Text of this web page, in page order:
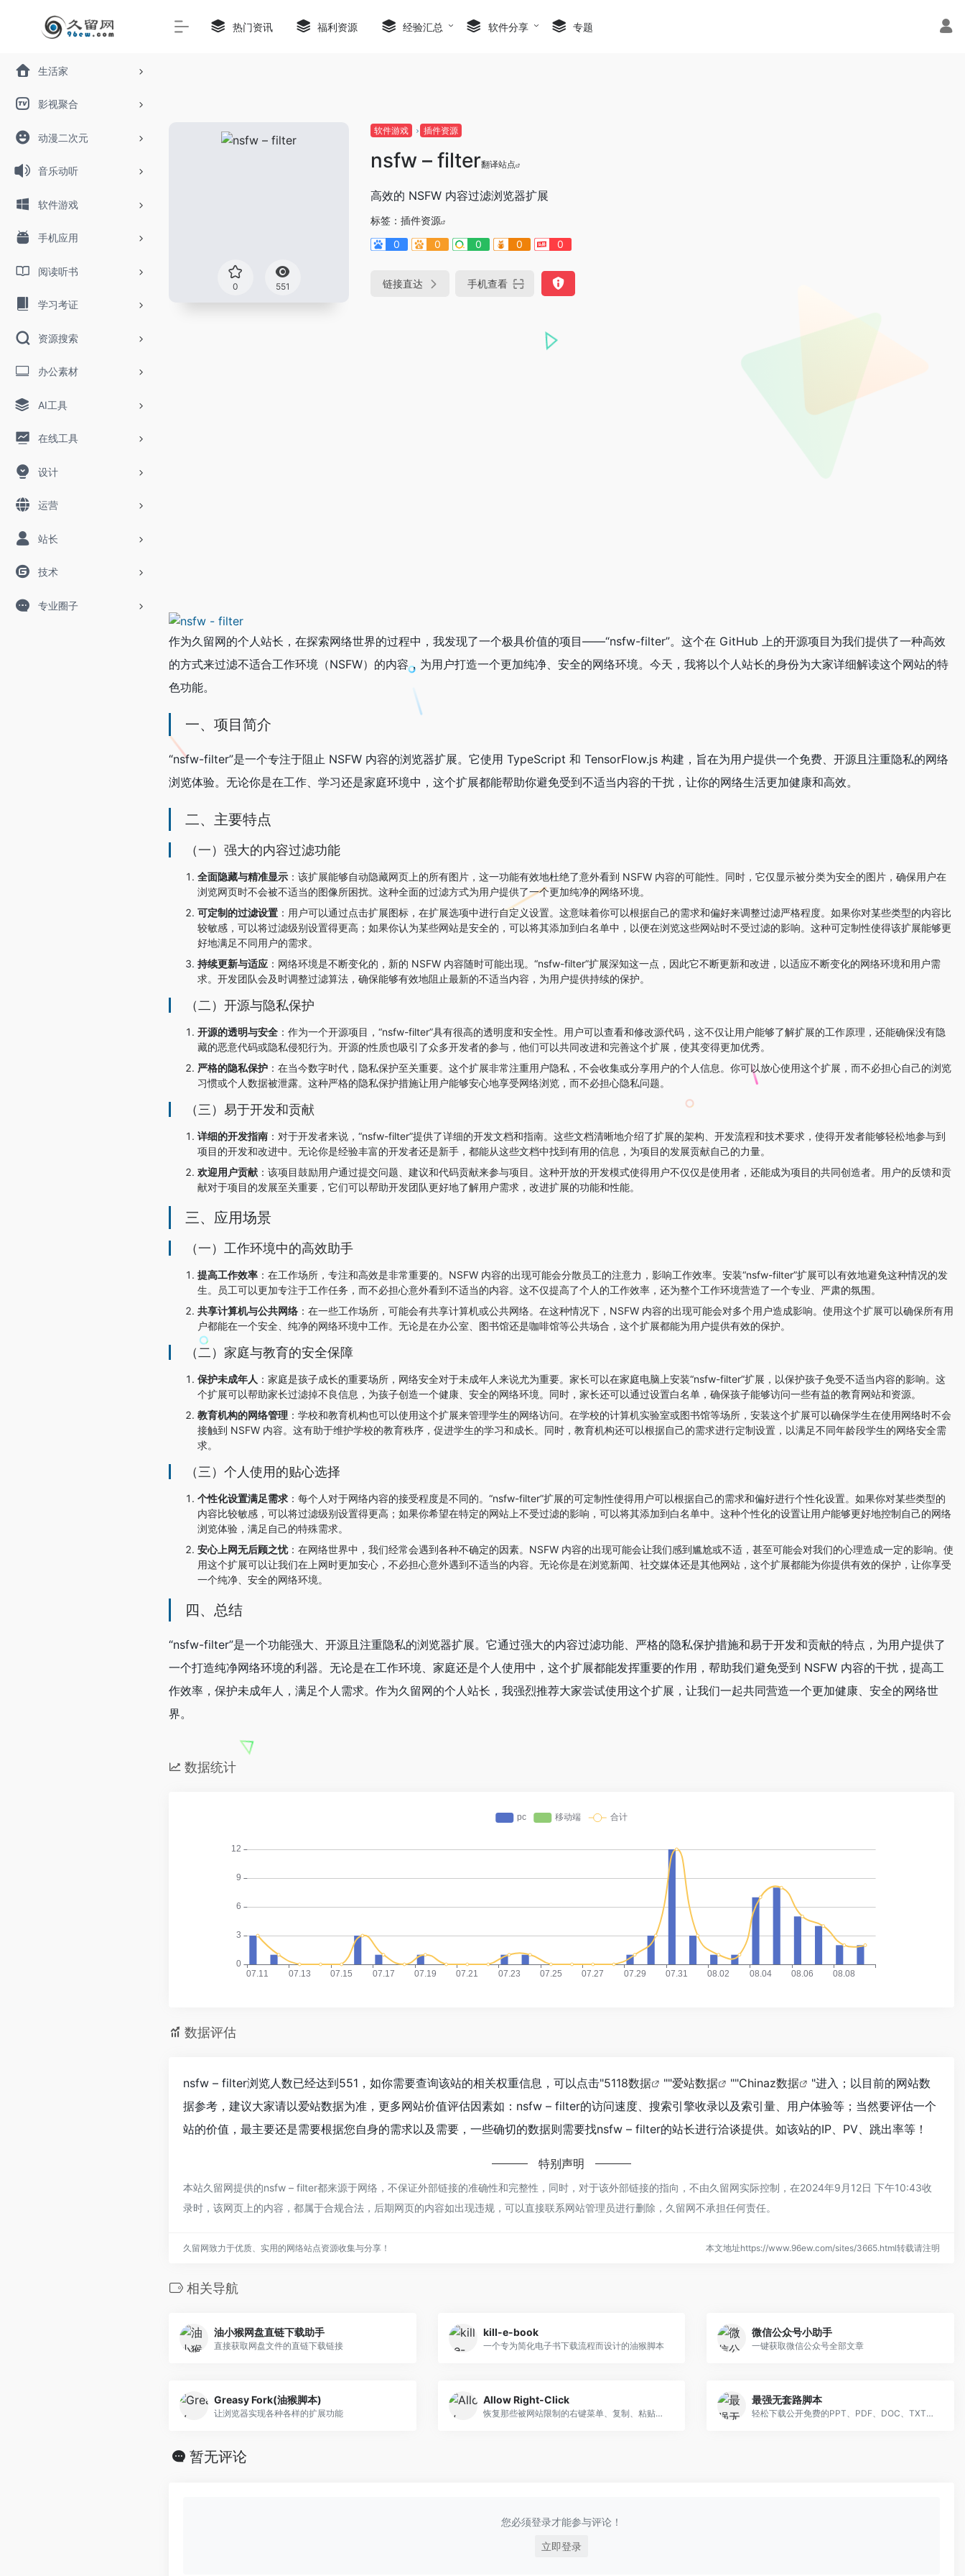
生活家
影视聚合
动漫二次元
音乐动听
软件游戏
手机应用
阅读听书
学习考证
资源搜索
办公素材
AI工具
在线工具
设计
运营
站长
技术
专业圈子
热门资讯 福利资源 经验汇总 软件分享 专题
0 551
软件游戏 插件资源
nsfw – filter翻译站点
高效的 NSFW 内容过滤浏览器扩展
标签： 插件资源
0
0 0 0 0
链接直达 手机查看
作为久留网的个人站长，在探索网络世界的过程中，我发现了一个极具价值的项目——“nsfw-filter”。这个在 GitHub 上的开源项目为我们提供了一种高效
的方式来过滤不适合工作环境（NSFW）的内容，为用户打造一个更加纯净、安全的网络环境。今天，我将以个人站长的身份为大家详细解读这个网站的特
色功能。
一、项目简介
“nsfw-filter”是一个专注于阻止 NSFW 内容的浏览器扩展。它使用 TypeScript 和 TensorFlow.js 构建，旨在为用户提供一个免费、开源且注重隐私的网络
浏览体验。无论你是在工作、学习还是家庭环境中，这个扩展都能帮助你避免受到不适当内容的干扰，让你的网络生活更加健康和高效。
二、主要特点
（一）强大的内容过滤功能
全面隐藏与精准显示 ：该扩展能够自动隐藏网页上的所有图片，这一功能有效地杜绝了意外看到 NSFW 内容的可能性。同时，它仅显示被分类为安全的图片，确保用户在
浏览网页时不会被不适当的图像所困扰。这种全面的过滤方式为用户提供了一个更加纯净的网络环境。
可定制的过滤设置 ：用户可以通过点击扩展图标，在扩展选项中进行自定义设置。这意味着你可以根据自己的需求和偏好来调整过滤严格程度。如果你对某些类型的内容比
较敏感，可以将过滤级别设置得更高；如果你认为某些网站是安全的，可以将其添加到白名单中，以便在浏览这些网站时不受过滤的影响。这种可定制性使得该扩展能够更
好地满足不同用户的需求。
持续更新与适应 ：网络环境是不断变化的，新的 NSFW 内容随时可能出现。“nsfw-filter”扩展深知这一点，因此它不断更新和改进，以适应不断变化的网络环境和用户需
求。开发团队会及时调整过滤算法，确保能够有效地阻止最新的不适当内容，为用户提供持续的保护。
（二）开源与隐私保护
开源的透明与安全 ：作为一个开源项目，“nsfw-filter”具有很高的透明度和安全性。用户可以查看和修改源代码，这不仅让用户能够了解扩展的工作原理，还能确保没有隐
藏的恶意代码或隐私侵犯行为。开源的性质也吸引了众多开发者的参与，他们可以共同改进和完善这个扩展，使其变得更加优秀。
严格的隐私保护 ：在当今数字时代，隐私保护至关重要。这个扩展非常注重用户隐私，不会收集或分享用户的个人信息。你可以放心使用这个扩展，而不必担心自己的浏览
习惯或个人数据被泄露。这种严格的隐私保护措施让用户能够安心地享受网络浏览，而不必担心隐私问题。
（三）易于开发和贡献
详细的开发指南 ：对于开发者来说，“nsfw-filter”提供了详细的开发文档和指南。这些文档清晰地介绍了扩展的架构、开发流程和技术要求，使得开发者能够轻松地参与到
项目的开发和改进中。无论你是经验丰富的开发者还是新手，都能从这些文档中找到有用的信息，为项目的发展贡献自己的力量。
欢迎用户贡献 ：该项目鼓励用户通过提交问题、建议和代码贡献来参与项目。这种开放的开发模式使得用户不仅仅是使用者，还能成为项目的共同创造者。用户的反馈和贡
献对于项目的发展至关重要，它们可以帮助开发团队更好地了解用户需求，改进扩展的功能和性能。
三、应用场景
（一）工作环境中的高效助手
提高工作效率 ：在工作场所，专注和高效是非常重要的。NSFW 内容的出现可能会分散员工的注意力，影响工作效率。安装“nsfw-filter”扩展可以有效地避免这种情况的发
生。员工可以更加专注于工作任务，而不必担心意外看到不适当的内容。这不仅提高了个人的工作效率，还为整个工作环境营造了一个专业、严肃的氛围。
共享计算机与公共网络 ：在一些工作场所，可能会有共享计算机或公共网络。在这种情况下，NSFW 内容的出现可能会对多个用户造成影响。使用这个扩展可以确保所有用
户都能在一个安全、纯净的网络环境中工作。无论是在办公室、图书馆还是咖啡馆等公共场合，这个扩展都能为用户提供有效的保护。
（二）家庭与教育的安全保障
保护未成年人 ：家庭是孩子成长的重要场所，网络安全对于未成年人来说尤为重要。家长可以在家庭电脑上安装“nsfw-filter”扩展，以保护孩子免受不适当内容的影响。这
个扩展可以帮助家长过滤掉不良信息，为孩子创造一个健康、安全的网络环境。同时，家长还可以通过设置白名单，确保孩子能够访问一些有益的教育网站和资源。
教育机构的网络管理 ：学校和教育机构也可以使用这个扩展来管理学生的网络访问。在学校的计算机实验室或图书馆等场所，安装这个扩展可以确保学生在使用网络时不会
接触到 NSFW 内容。这有助于维护学校的教育秩序，促进学生的学习和成长。同时，教育机构还可以根据自己的需求进行定制设置，以满足不同年龄段学生的网络安全需
求。
（三）个人使用的贴心选择
个性化设置满足需求 ：每个人对于网络内容的接受程度是不同的。“nsfw-filter”扩展的可定制性使得用户可以根据自己的需求和偏好进行个性化设置。如果你对某些类型的
内容比较敏感，可以将过滤级别设置得更高；如果你希望在特定的网站上不受过滤的影响，可以将其添加到白名单中。这种个性化的设置让用户能够更好地控制自己的网络
浏览体验，满足自己的特殊需求。
安心上网无后顾之忧：在网络世界中，我们经常会遇到各种不确定的因素。NSFW 内容的出现可能会让我们感到尴尬或不适，甚至可能会对我们的心理造成一定的影响。使
用这个扩展可以让我们在上网时更加安心，不必担心意外遇到不适当的内容。无论你是在浏览新闻、社交媒体还是其他网站，这个扩展都能为你提供有效的保护，让你享受
一个纯净、安全的网络环境。
四、总结
“nsfw-filter”是一个功能强大、开源且注重隐私的浏览器扩展。它通过强大的内容过滤功能、严格的隐私保护措施和易于开发和贡献的特点，为用户提供了
一个打造纯净网络环境的利器。无论是在工作环境、家庭还是个人使用中，这个扩展都能发挥重要的作用，帮助我们避免受到 NSFW 内容的干扰，提高工
作效率，保护未成年人，满足个人需求。作为久留网的个人站长，我强烈推荐大家尝试使用这个扩展，让我们一起共同营造一个更加健康、安全的网络世
界。
数据统计
数据评估
nsfw – filter浏览人数已经达到551，如你需要查询该站的相关权重信息，可以点击"5118数据 ""爱站数据 ""Chinaz数据
"进入；以目前的网站数
据参考，建议大家请以爱站数据为准，更多网站价值评估因素如：nsfw – filter的访问速度、搜索引擎收录以及索引量、用户体验等；当然要评估一个
站的价值，最主要还是需要根据您自身的需求以及需要，一些确切的数据则需要找nsfw – filter的站长进行洽谈提供。如该站的IP、PV、跳出率等！
特别声明
本站久留网提供的nsfw – filter都来源于网络，不保证外部链接的准确性和完整性，同时，对于该外部链接的指向，不由久留网实际控制，在2024年9月12日 下午10:43收
录时，该网页上的内容，都属于合规合法，后期网页的内容如出现违规，可以直接联系网站管理员进行删除，久留网不承担任何责任。
久留网致力于优质、实用的网络站点资源收集与分享！ 本文地址https://www.96ew.com/sites/3665.html转载请注明
相关导航
油小猴网盘直链下载助手
直接获取网盘文件的直链下载链接
kill-e-book
一个专为简化电子书下载流程而设计的油猴脚本
微信公众号小助手
一键获取微信公众号全部文章
Greasy Fork(油猴脚本)
让浏览器实现各种各样的扩展功能
Allow Right-Click
恢复那些被网站限制的右键菜单、复制、粘贴和文本选择功能
最强无套路脚本
轻松下载公开免费的PPT、PDF、DOC、TXT等文件
暂无评论
您必须登录才能参与评论！
立即登录